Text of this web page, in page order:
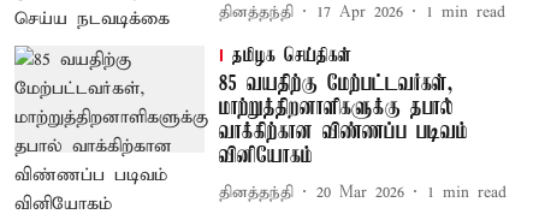
தினத்தந்தி 17 Apr 2026 1 min read
தமிழக செய்திகள்
85 வயதிற்கு மேற்பட்டவர்கள்,
மாற்றுத்திறனாளிகளுக்கு தபால்
வாக்கிற்கான விண்ணப்ப படிவம்
வினியோகம்
தினத்தந்தி 20 Mar 2026 1 min read